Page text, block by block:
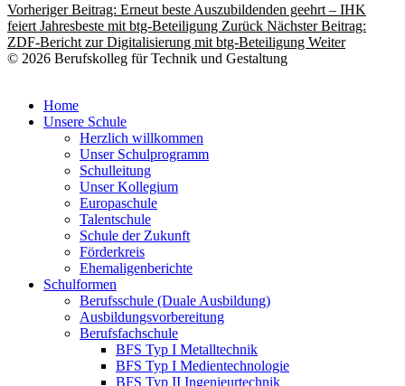
Vorheriger Beitrag: Erneut beste Auszubildenden geehrt – IHK
feiert Jahresbeste mit btg-Beteiligung Zurück Nächster Beitrag:
ZDF-Bericht zur Digitalisierung mit btg-Beteiligung Weiter
© 2026 Berufskolleg für Technik und Gestaltung
Home
Unsere Schule
Herzlich willkommen
Unser Schulprogramm
Schulleitung
Unser Kollegium
Europaschule
Talentschule
Schule der Zukunft
Förderkreis
Ehemaligenberichte
Schulformen
Berufsschule (Duale Ausbildung)
Ausbildungsvorbereitung
Berufsfachschule
BFS Typ I Metalltechnik
BFS Typ I Medientechnologie
BFS Typ II Ingenieurtechnik